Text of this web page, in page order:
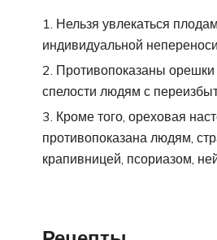
Нельзя увлекаться
индивидуальной
Противопоказаны
спелости людям с
Кроме того, ореховая
противопоказана людям,
крапивницей, псориазом,